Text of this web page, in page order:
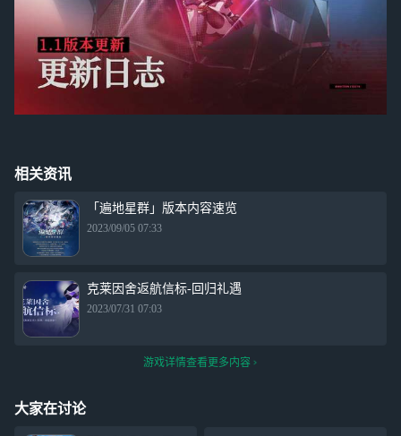
相关资讯
「遍地星群」版本内容速览
2023/09/05 07:33
克莱因舍返航信标-回归礼遇
2023/07/31 07:03
游戏详情查看更多内容
大家在讨论